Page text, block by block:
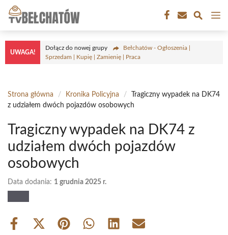
Przejdź
treści
UWAGA!
Dołącz do nowej grupy
Bełchatów - Ogłoszenia |
Sprzedam | Kupię | Zamienię | Praca
Strona główna / Kronika Policyjna /
Tragiczny wypadek na DK74
z udziałem dwóch pojazdów osobowych
Tragiczny wypadek na DK74 z
udziałem dwóch pojazdów
osobowych
Data dodania: 1 grudnia 2025 r.
Share
Share Share Share Share Share